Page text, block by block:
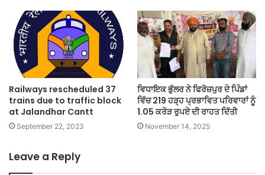
Railways rescheduled 37
trains due to traffic block
at Jalandhar Cantt
September 22, 2023
ਵਿਧਾਇਕ ਭੁੱਲਰ ਨੇ ਫਿਰੋਜ਼ਪੁਰ ਦੇ ਪਿੰਡਾਂ
ਵਿੱਚ 219 ਹੜ੍ਹ ਪ੍ਰਭਾਵਿਤ ਪਰਿਵਾਰਾਂ ਨੂੰ
1.05 ਕਰੋੜ ਰੁਪਏ ਦੀ ਰਾਹਤ ਦਿੱਤੀ
November 14, 2025
Leave a Reply